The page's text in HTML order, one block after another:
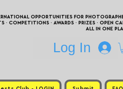
OPPORTUNITIES FOR
· COMPETITIONS · AWARDS · PRIZES · OPEN
ALL IN ONE
Log In